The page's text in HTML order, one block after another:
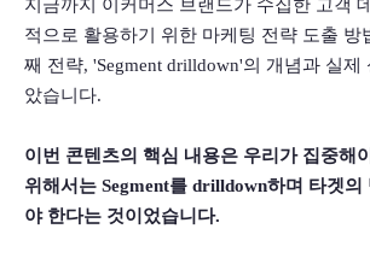
지금까지 이커머스 브랜드가 수집한 고객
적으로 활용하기 위한 마케팅 전략 도출 방
째 전략, 'Segment drilldown'의 개념과 실
았습니다.
이번 콘텐츠의 핵심 내용은 우리가 집중해
위해서는 Segment를 drilldown하며 타겟의
야 한다는 것이었습니다.